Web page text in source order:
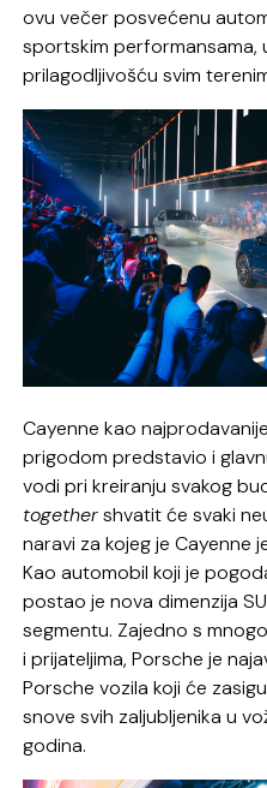
ovu večer posvećenu
sportskim performansama,
prilagodljivošću svim
Cayenne kao
prigodom predstavio i
vodi pri kreiranju svakog
togethershvatit će svaki
naravi za kojeg je Cayenne
Kao automobil koji je
postao je nova dimenzija
segmentu. Zajedno s
i prijateljima, Porsche je
Porsche vozila koji će
snove svih zaljubljenika u
godina.